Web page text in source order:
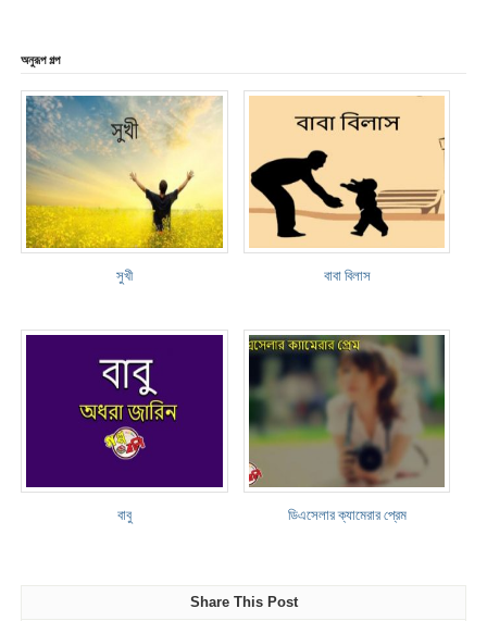
অনুরূপ গল্প
সুখী বাবা বিলাস
বাবু ডিএসেলার ক্যামেরার প্রেম
Share This Post